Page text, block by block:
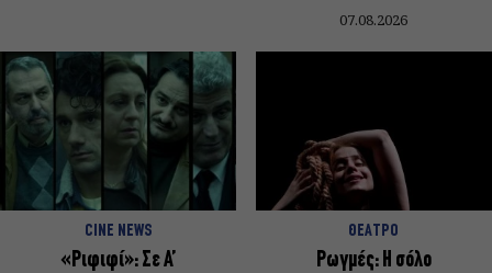
07.08.2026
CINE NEWS
«Ριφιφί»: Σε Α’
ΘΕΑΤΡΟ
Ρωγμές: Η σόλο